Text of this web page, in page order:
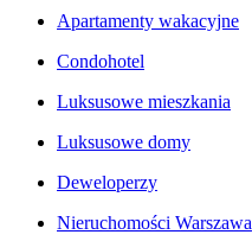
Apartamenty wakacyjne
Condohotel
Luksusowe mieszkania
Luksusowe domy
Deweloperzy
Nieruchomości Warszawa